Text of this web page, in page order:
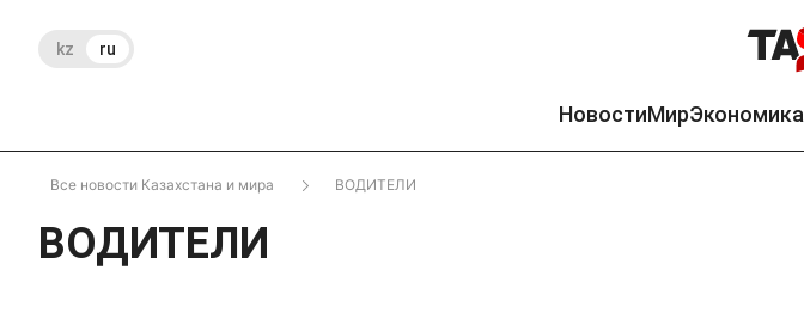
kz ru
НовостиМирЭкономика
Все новости Казахстана и мира ВОДИТЕЛИ
ВОДИТЕЛИ